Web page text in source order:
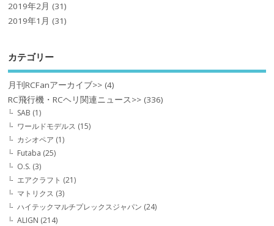
2019年2月 (31)
2019年1月 (31)
カテゴリー
月刊RCFanアーカイブ>> (4)
RC飛行機・RCヘリ関連ニュース>> (336)
SAB (1)
ワールドモデルス (15)
カシオペア (1)
Futaba (25)
O.S. (3)
エアクラフト (21)
マトリクス (3)
ハイテックマルチプレックスジャパン (24)
ALIGN (214)